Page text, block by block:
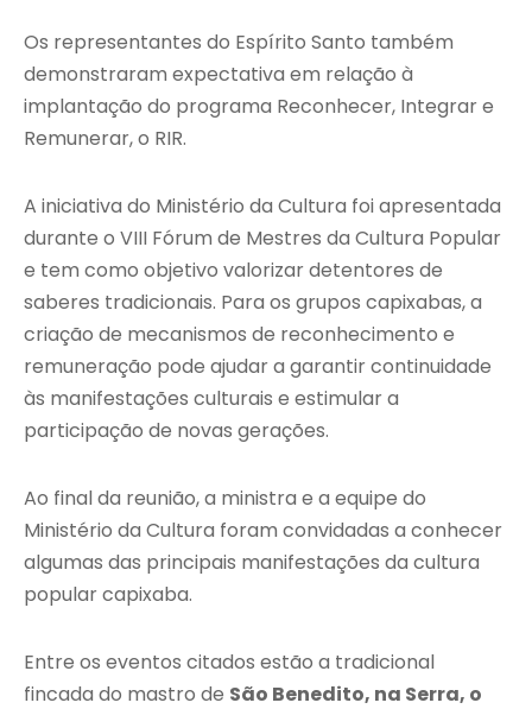
Os representantes do Espírito Santo também
demonstraram expectativa em relação à
implantação do programa Reconhecer, Integrar e
Remunerar, o RIR.
A iniciativa do Ministério da Cultura foi apresentada
durante o VIII Fórum de Mestres da Cultura Popular
e tem como objetivo valorizar detentores de
saberes tradicionais. Para os grupos capixabas, a
criação de mecanismos de reconhecimento e
remuneração pode ajudar a garantir continuidade
às manifestações culturais e estimular a
participação de novas gerações.
Ao final da reunião, a ministra e a equipe do
Ministério da Cultura foram convidadas a conhecer
algumas das principais manifestações da cultura
popular capixaba.
Entre os eventos citados estão a tradicional
fincada do mastro de São Benedito, na Serra, o